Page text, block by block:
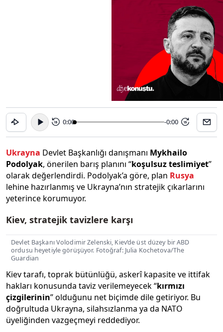
15 0:00 -0:00 15
Ukrayna Devlet Başkanlığı danışmanı Mykhailo
Podolyak, önerilen barış planını “koşulsuz teslimiyet”
olarak değerlendirdi. Podolyak’a göre, plan Rusya
lehine hazırlanmış ve Ukrayna’nın stratejik çıkarlarını
yeterince korumuyor.
Kiev, stratejik tavizlere karşı
Devlet Başkanı Volodimir Zelenski, Kiev’de üst düzey bir ABD
ordusu heyetiyle görüşüyor. Fotoğraf: Julia Kochetova/The
Guardian
Kiev tarafı, toprak bütünlüğü, askerî kapasite ve ittifak
hakları konusunda taviz verilemeyecek “kırmızı
çizgilerinin” olduğunu net biçimde dile getiriyor. Bu
doğrultuda Ukrayna, silahsızlanma ya da NATO
üyeliğinden vazgeçmeyi reddediyor.